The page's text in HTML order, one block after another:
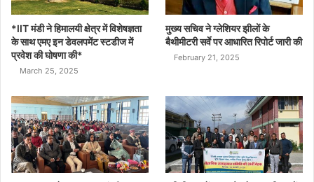
*IIT मंडी ने हिमालयी क्षेत्र में विशेषज्ञता
के साथ एमए इन डेवलपमेंट स्टडीज में
प्रवेश की घोषणा की*
March 25, 2025
मुख्य सचिव ने ग्लेशियर झीलों के
बैथीमीटरी सर्वे पर आधारित रिपोर्ट जारी की
February 21, 2025